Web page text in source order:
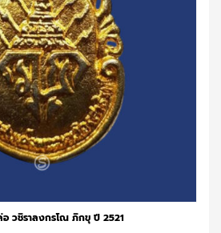
วชิราลงกรโณ ภิกขุ ปี 2521